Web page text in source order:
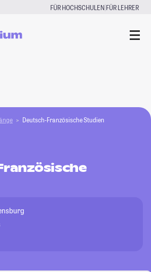
FÜR HOCHSCHULEN|FÜR LEHRER
Deutsch-Französische Studien